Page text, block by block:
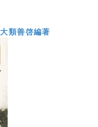
大類善啓編著